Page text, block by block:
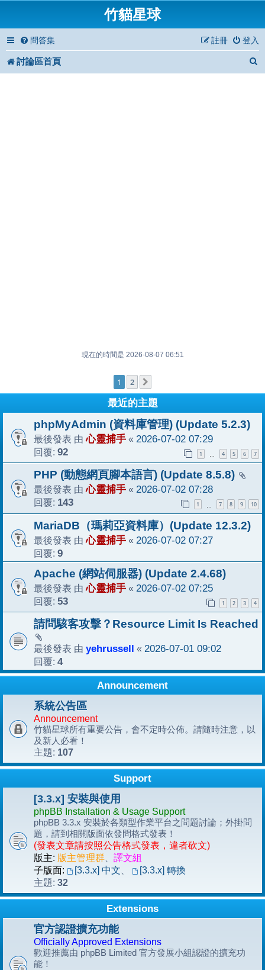
竹貓星球
問答集 登入
註冊
討論區首頁
現在的時間是 2026-08-07 06:51
1 2
最近的主題
phpMyAdmin (資料庫管理) (Update 5.2.3)
最後發表 由心靈捕手 « 2026-07-02 07:29
回覆: 92 1 … 4 5 6 7
PHP (動態網頁腳本語言) (Update 8.5.8)
最後發表 由心靈捕手 « 2026-07-02 07:28
回覆: 143 1 7 8 9 10
MariaDB（瑪莉亞資料庫）(Update 12.3.2)
最後發表 由心靈捕手 « 2026-07-02 07:27
回覆: 9
Apache (網站伺服器) (Update 2.4.68)
最後發表 由心靈捕手 « 2026-07-02 07:25
回覆: 53 1 2 3 4
請問駭客攻擊？Resource Limit Is Reached
最後發表 由 yehrussell « 2026-07-01 09:02
回覆: 4
Announcement
系統公告區
Announcement
竹貓星球所有重要公告，會不定時公佈。請隨時注意，以
及新人必看！
主題: 107
Support
[3.3.x] 安裝與使用
phpBB Installation & Usage Support
phpBB 3.3.x 安裝於各類型作業平台之問題討論；外掛問
題，請到相關版面依發問格式發表！
(發表文章請按照公告格式發表，違者砍文)
版主: 版主管理群
譯文組
子版面:
[3.3.x] 中文
[3.3.x] 轉換
主題: 32
Extensions
官方認證擴充功能
Officially Approved Extensions
歡迎推薦由 phpBB Limited 官方發展小組認證的擴充功
能！